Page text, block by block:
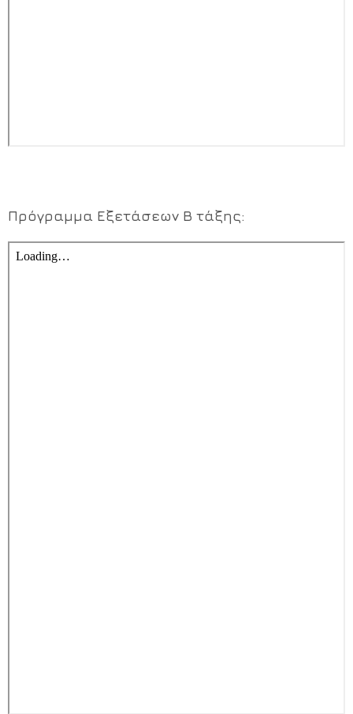
Πρόγραμμα Εξετάσεων Β τάξης: